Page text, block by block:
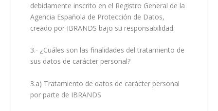
debidamente inscrito en el Registro General de la
Agencia Española de Protección de Datos,
creado por IBRANDS bajo su responsabilidad.
3.- ¿Cuáles son las finalidades del tratamiento de
sus datos de carácter personal?
3.a) Tratamiento de datos de carácter personal
por parte de IBRANDS